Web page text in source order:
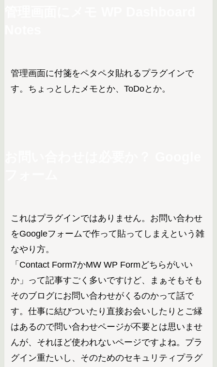
管理画面に付箋をペタペタ貼れるプラグインで
す。ちょっとしたメモとか、ToDoとか。
これはプラグインではありません。お問い合わせ
をGoogleフォームで作って貼ってしまえという雑
なやり方。
「Contact Form7かMW WP Formどちらがいい
か」って記事すごく多いですけど、まぁそもそも
そのブログにお問い合わせがくるのかって話で
す。仕事に結びついたり直接お会いしたりとご縁
はあるので問い合わせページが不要とは思いませ
んが、それほど使われないページですよね。プラ
グイン重たいし、そのためのセキュリティプラグ